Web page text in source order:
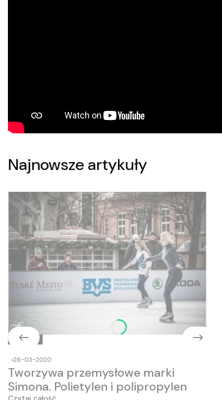
Najnowsze artykuły
Czytelnia
26-03-2020
Tworzywa przemysłowe marki
Simona. Polietylen i polipropylen